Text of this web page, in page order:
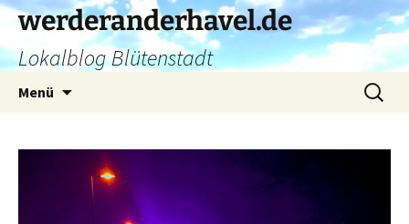
Zum
Inhalt
springen
werderanderhavel.de
Lokalblog Blütenstadt
Menü
Suchen
nach: